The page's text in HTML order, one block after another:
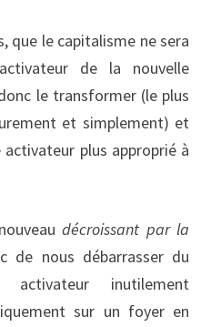
que le capitalisme ne sera
de la nouvelle
le transformer (le plus
et simplement) et
plus approprié à
décroissant par la
de nous débarrasser du
inutilement
sur un foyer en